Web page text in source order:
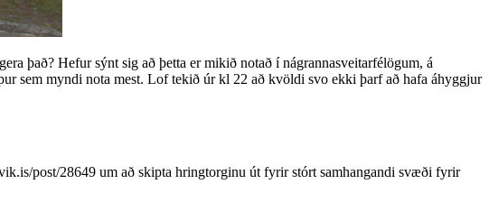
það? Hefur sýnt sig að þetta er mikið notað í nágrannasveitarfélögum, á
sem myndi nota mest. Lof tekið úr kl 22 að kvöldi svo ekki þarf að hafa áhyggjur
post/28649 um að skipta hringtorginu út fyrir stórt samhangandi svæði fyrir